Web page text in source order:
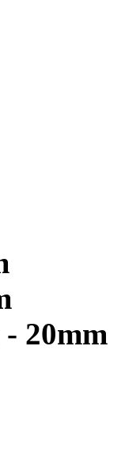
- 20mm